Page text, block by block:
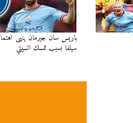
باريس سان جيرمان ينهى
سيلفا بسبب تمسك السيتي